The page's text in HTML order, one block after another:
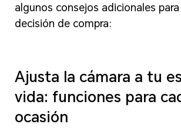
algunos consejos adicionales
decisión de compra:
Ajusta la cámara a tu
vida: funciones para
ocasión